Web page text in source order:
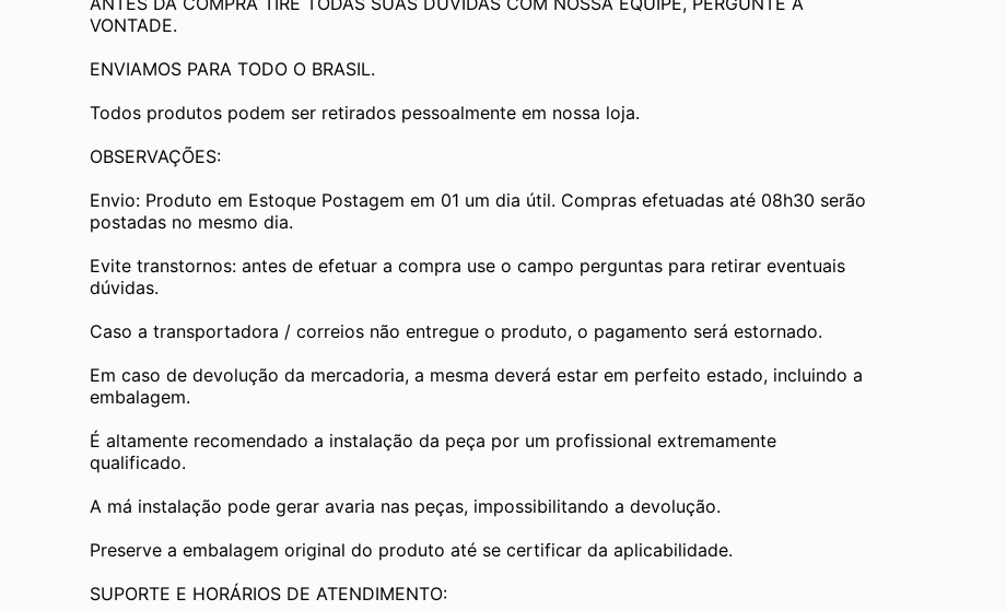
VONTADE.
ENVIAMOS PARA TODO O BRASIL.
Todos produtos podem ser retirados pessoalmente em nossa loja.
OBSERVAÇÕES:
Envio: Produto em Estoque Postagem em 01 um dia útil. Compras efetuadas até 08h30 serão
postadas no mesmo dia.
Evite transtornos: antes de efetuar a compra use o campo perguntas para retirar eventuais
dúvidas.
Caso a transportadora / correios não entregue o produto, o pagamento será estornado.
Em caso de devolução da mercadoria, a mesma deverá estar em perfeito estado, incluindo a
embalagem.
É altamente recomendado a instalação da peça por um profissional extremamente
qualificado.
A má instalação pode gerar avaria nas peças, impossibilitando a devolução.
Preserve a embalagem original do produto até se certificar da aplicabilidade.
SUPORTE E HORÁRIOS DE ATENDIMENTO: